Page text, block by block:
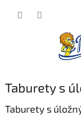
Taburety s
Taburety s